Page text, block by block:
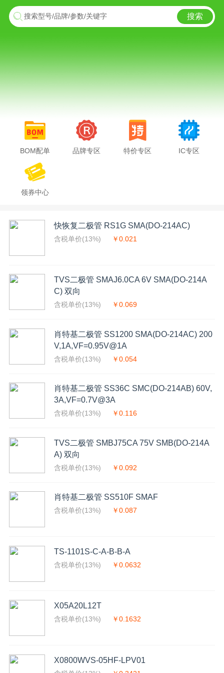
搜索型号/品牌/参数/关键字 搜索
BOM配单 品牌专区 特价专区 IC专区
领券中心
快恢复二极管 RS1G SMA(DO-214AC)
含税单价(13%) ￥0.021
TVS二极管 SMAJ6.0CA 6V SMA(DO-214A
C) 双向
含税单价(13%) ￥0.069
肖特基二极管 SS1200 SMA(DO-214AC) 200
V,1A,VF=0.95V@1A
含税单价(13%) ￥0.054
肖特基二极管 SS36C SMC(DO-214AB) 60V,
3A,VF=0.7V@3A
含税单价(13%) ￥0.116
TVS二极管 SMBJ75CA 75V SMB(DO-214A
A) 双向
含税单价(13%) ￥0.092
肖特基二极管 SS510F SMAF
含税单价(13%) ￥0.087
TS-1101S-C-A-B-B-A
含税单价(13%) ￥0.0632
X05A20L12T
含税单价(13%) ￥0.1632
X0800WVS-05HF-LPV01